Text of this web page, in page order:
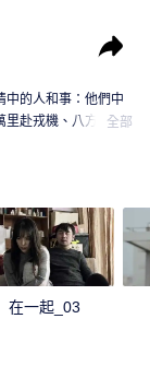
中的人和事：他們中
里赴戎機、八方支援
層的疾控、社區、
的年輕人；有克服種
人構成了全國上下、
貢獻。
全部
在一起_03